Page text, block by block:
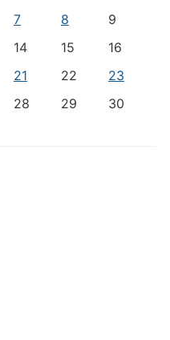
7 8
9
14 15
16
21 22
23
28 29
30